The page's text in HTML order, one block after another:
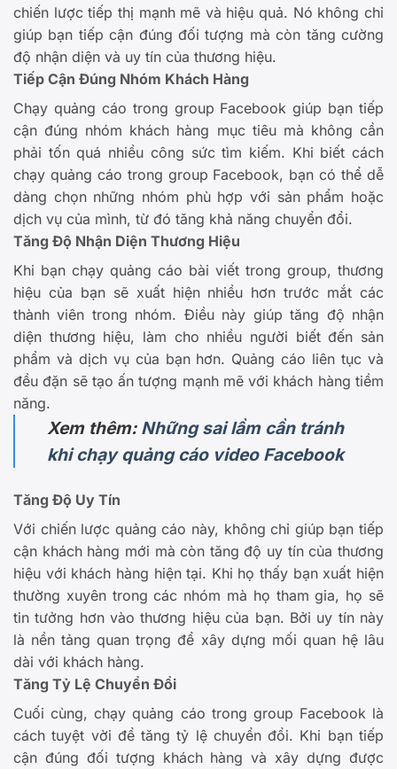
chiến lược tiếp thị mạnh mẽ và hiệu quả. Nó không chỉ
giúp bạn tiếp cận đúng đối tượng mà còn tăng cường
độ nhận diện và uy tín của thương hiệu.
Tiếp Cận Đúng Nhóm Khách Hàng
Chạy quảng cáo trong group Facebook giúp bạn tiếp
cận đúng nhóm khách hàng mục tiêu mà không cần
phải tốn quá nhiều công sức tìm kiếm. Khi biết cách
chạy quảng cáo trong group Facebook, bạn có thể dễ
dàng chọn những nhóm phù hợp với sản phẩm hoặc
dịch vụ của mình, từ đó tăng khả năng chuyển đổi.
Tăng Độ Nhận Diện Thương Hiệu
Khi bạn chạy quảng cáo bài viết trong group, thương
hiệu của bạn sẽ xuất hiện nhiều hơn trước mắt các
thành viên trong nhóm. Điều này giúp tăng độ nhận
diện thương hiệu, làm cho nhiều người biết đến sản
phẩm và dịch vụ của bạn hơn. Quảng cáo liên tục và
đều đặn sẽ tạo ấn tượng mạnh mẽ với khách hàng tiềm
năng.
Xem thêm: Những sai lầm cần tránh
khi chạy quảng cáo video Facebook
Tăng Độ Uy Tín
Với chiến lược quảng cáo này, không chỉ giúp bạn tiếp
cận khách hàng mới mà còn tăng độ uy tín của thương
hiệu với khách hàng hiện tại. Khi họ thấy bạn xuất hiện
thường xuyên trong các nhóm mà họ tham gia, họ sẽ
tin tưởng hơn vào thương hiệu của bạn. Bởi uy tín này
là nền tảng quan trọng để xây dựng mối quan hệ lâu
dài với khách hàng.
Tăng Tỷ Lệ Chuyển Đổi
Cuối cùng, chạy quảng cáo trong group Facebook là
cách tuyệt vời để tăng tỷ lệ chuyển đổi. Khi bạn tiếp
cận đúng đối tượng khách hàng và xây dựng được